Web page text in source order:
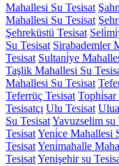
Mahallesi Su Tesisat
Mahallesi Su Tesisat
Şehreküstü Tesisat
Su Tesisat Sirabademler
Tesisat Sultani̇ye
Taşlik Mahallesi Su
Mahallesi Su Tesisat
Teferrüç Tesisat Tophi̇sar
Tesisatçı Ulu Tesisat
Su TesisatYavuzselim su
TesisatYeni̇ce Mahallesi
TesisatYeni̇mahalle
TesisatYenişehir su